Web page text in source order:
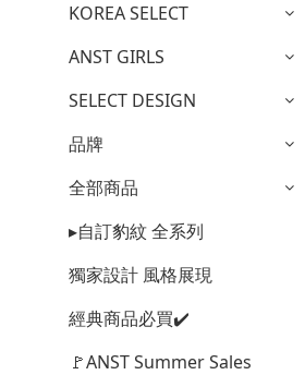
KOREA SELECT
ANST GIRLS
SELECT DESIGN
品牌
全部商品
▸自訂豹紋 全系列
獨家設計 風格展現
經典商品必買✔️
🚩ANST Summer Sales